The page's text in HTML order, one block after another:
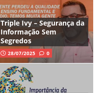
Triple Ivy – Segurança da
Informação Sem
Segredos
28/07/2025 0